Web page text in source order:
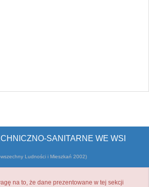
SANITARNE WE WSI
Ludności i Mieszkań 2002)
na to, że dane prezentowane w tej sekcji